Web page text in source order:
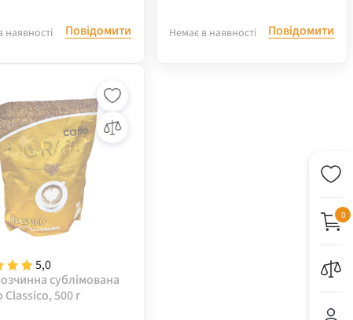
0
наявності Повідомити Немає в наявності Повідомити
5,0
сублімована
500 г